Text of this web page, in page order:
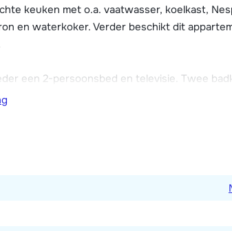
ter plaatse te huur.
keuken met o.a. vaatwasser, koelkast,
en waterkoker. Verder beschikt dit
een 2-persoonsbed en televisie. Twee
en één met douche, toilet en föhn.